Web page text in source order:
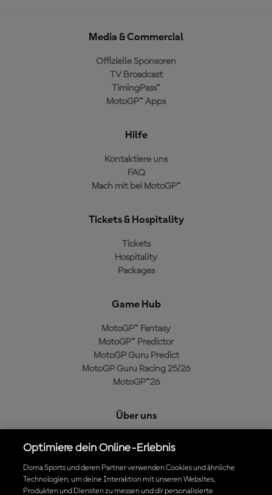
Media & Commercial
Offizielle Sponsoren
TV Broadcast
TimingPass™
MotoGP™ Apps
Hilfe
Kontaktiere uns
FAQ
Mach mit bei MotoGP™
Tickets & Hospitality
Tickets
Hospitality
Packages
Game Hub
MotoGP™ Fantasy
MotoGP™ Predictor
MotoGP Guru Predict
MotoGP Guru Racing 25/26
MotoGP™26
Über uns
Cookie-Richtlinien
Geschäftsbedingungen
Datenschutzrichtlinien
Optimiere dein Online-Erlebnis
Dorna Sports und deren Partner verwenden Cookies und ähnliche
Technologien, um deine Interaktion mit unseren Websites,
Produkten und Diensten zu messen und dir personalisierte